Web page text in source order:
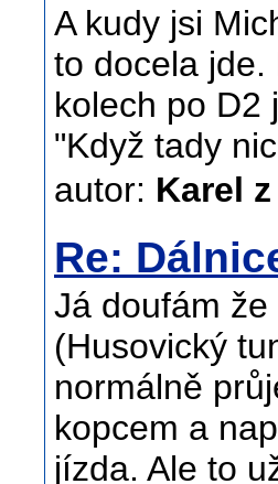
A kudy jsi
to docela jde.
kolech po D2
"Když tady
autor: Karel
Re:
Já doufám
(Husovický
normálně
kopcem a
jízda. Ale to